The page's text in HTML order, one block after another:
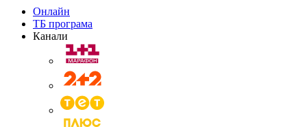
Онлайн
ТБ програма
Канали